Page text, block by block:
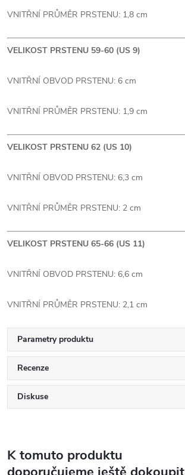
VNITŘNÍ PRŮMĚR PRSTENU: 1,8 cm
VELIKOST PRSTENU 59-60 (US 9)
VNITŘNÍ OBVOD PRSTENU: 6 cm
VNITŘNÍ PRŮMĚR PRSTENU: 1,9 cm
VELIKOST PRSTENU 62 (US 10)
VNITŘNÍ OBVOD PRSTENU: 6,3 cm
VNITŘNÍ PRŮMĚR PRSTENU: 2 cm
VELIKOST PRSTENU 65-66 (US 11)
VNITŘNÍ OBVOD PRSTENU: 6,6 cm
VNITŘNÍ PRŮMĚR PRSTENU: 2,1 cm
Parametry produktu
Recenze
Diskuse
K tomuto produktu